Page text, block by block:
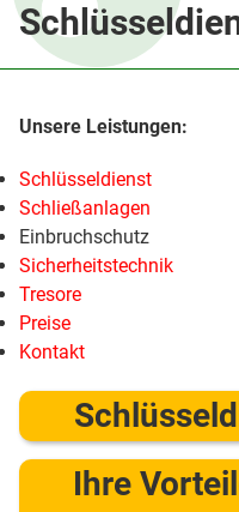
Schlüsseldienst
Schließanlagen
Einbruchschutz
Sicherheitstechnik
Tresore
Preise
Kontakt
Ihre